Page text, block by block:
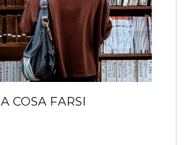
COSA FARSI